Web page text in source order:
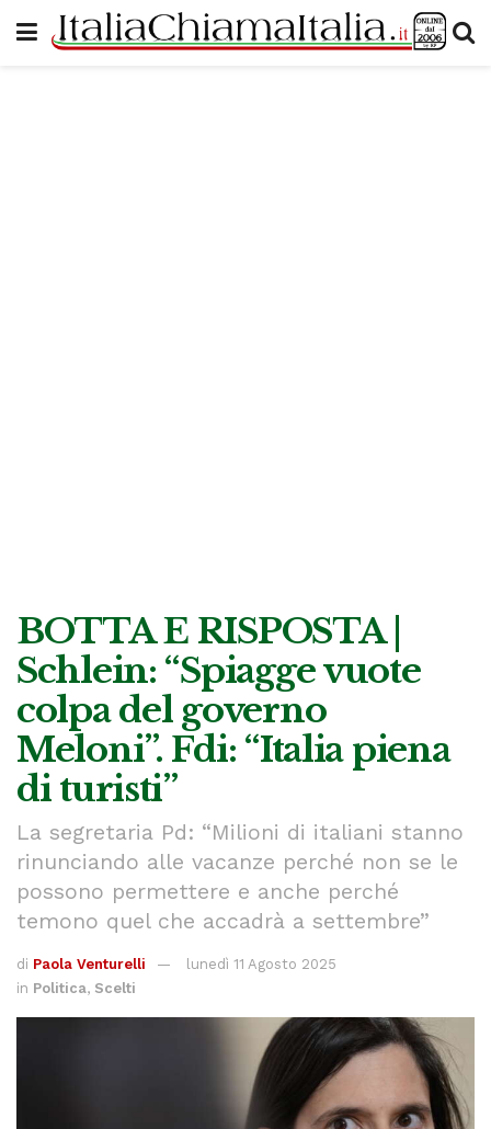
BOTTA E RISPOSTA |
Schlein: “Spiagge vuote
colpa del governo
Meloni”. Fdi: “Italia piena
di turisti”
La segretaria Pd: “Milioni di italiani stanno
rinunciando alle vacanze perché non se le
possono permettere e anche perché
temono quel che accadrà a settembre”
di Paola Venturelli
lunedì 11 Agosto 2025
in Politica, Scelti